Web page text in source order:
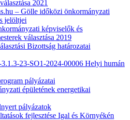
2021
– Gölle időközi önkormányzati
jelöltjei
képviselők és
választása 2019
Bizottság határozatai
23-SO1-2024-00006 Helyi humán
pályázatai
épületének energetikai
pályázatok
fejlesztése Igal és Környékén